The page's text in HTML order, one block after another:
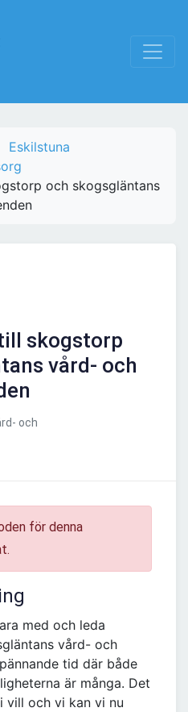
Eskilstuna
och skogsgläntans
skogstorp
vård- och
och
för denna
med och leda
vård- och
tid där både
är många. Det
vill och vi kan vi nu